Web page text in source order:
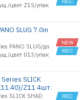
цвет Z15/упак
SLUG 7.0in
PANO SLUG/дл.
цвет 013/упак
SLICK
(11.40)/Z11 4шт.
SLICK SHAD